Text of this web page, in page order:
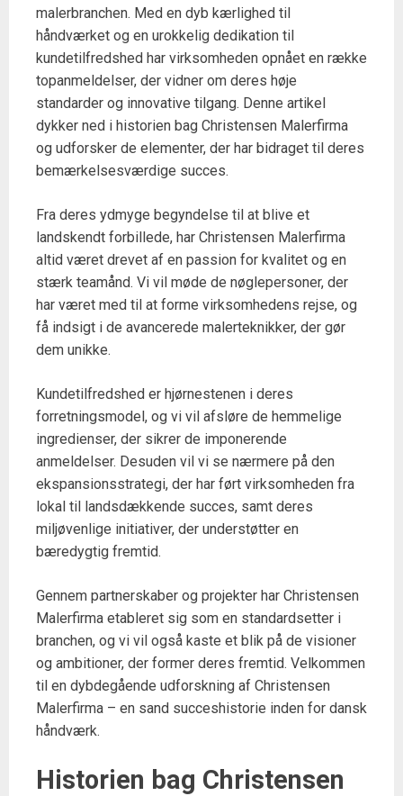
malerbranchen. Med en dyb kærlighed til
håndværket og en urokkelig dedikation til
kundetilfredshed har virksomheden opnået en række
topanmeldelser, der vidner om deres høje
standarder og innovative tilgang. Denne artikel
dykker ned i historien bag Christensen Malerfirma
og udforsker de elementer, der har bidraget til deres
bemærkelsesværdige succes.
Fra deres ydmyge begyndelse til at blive et
landskendt forbillede, har Christensen Malerfirma
altid været drevet af en passion for kvalitet og en
stærk teamånd. Vi vil møde de nøglepersoner, der
har været med til at forme virksomhedens rejse, og
få indsigt i de avancerede malerteknikker, der gør
dem unikke.
Kundetilfredshed er hjørnestenen i deres
forretningsmodel, og vi vil afsløre de hemmelige
ingredienser, der sikrer de imponerende
anmeldelser. Desuden vil vi se nærmere på den
ekspansionsstrategi, der har ført virksomheden fra
lokal til landsdækkende succes, samt deres
miljøvenlige initiativer, der understøtter en
bæredygtig fremtid.
Gennem partnerskaber og projekter har Christensen
Malerfirma etableret sig som en standardsetter i
branchen, og vi vil også kaste et blik på de visioner
og ambitioner, der former deres fremtid. Velkommen
til en dybdegående udforskning af Christensen
Malerfirma – en sand succeshistorie inden for dansk
håndværk.
Historien bag Christensen